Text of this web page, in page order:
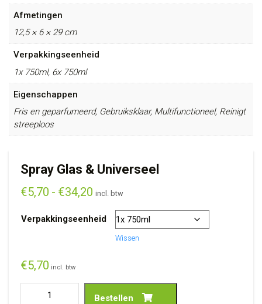
Afmetingen
12,5 × 6 × 29 cm
Verpakkingseenheid
1x 750ml, 6x 750ml
Eigenschappen
Fris en geparfumeerd, Gebruiksklaar, Multifunctioneel, Reinigt
streeploos
Spray Glas & Universeel
€5,70 - €34,20 incl. btw
Verpakkingseenheid
Wissen
€5,70 incl. btw
Bestellen